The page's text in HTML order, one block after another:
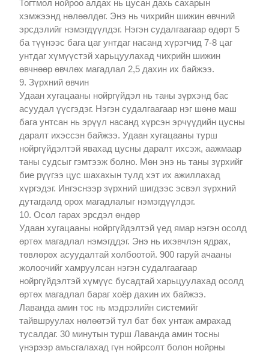
Тогтмол нойроо алдах нь цусан дахь сахарын
хэмжээнд нөлөөлдөг. Энэ нь чихрийн шижин өвчний
эрсдэлийг нэмэгдүүлдэг. Нэгэн судалгаагаар өдөрт 5
ба түүнээс бага цаг унтдаг насанд хүрэгчид 7-8 цаг
унтдаг хүмүүстэй харьцуулахад чихрийн шижин
өвчнөөр өвчлөх магадлал 2,5 дахин их байжээ.
9. Зүрхний өвчин
Удаан хугацааны нойргүйдэл нь таны зүрхэнд бас
асуудал үүсгэдэг. Нэгэн судалгаагаар нэг шөнө маш
бага унтсан нь эрүүл насанд хүрсэн эрчүүдийн цусны
даралт ихэссэн байжээ. Удаан хугацааны турш
нойргүйдэлтэй явахад цусны даралт ихсэж, аажмаар
таны судсыг гэмтээж болно. Мөн энэ нь таны зүрхийг
бие рүүгээ цус шахахын тулд хэт их ажиллахад
хүргэдэг. Ингэснээр зүрхний шигдээс эсвэл зүрхний
дутагдалд орох магадлалыг нэмэгдүүлдэг.
10. Осол гарах эрсдэл өндөр
Удаан хугацааны нойргүйдэлтэй үед ямар нэгэн осолд
өртөх магадлал нэмэгддэг. Энэ нь ихэвчлэн ядрах,
төвлөрөх асуудалтай холбоотой. 900 гаруй ачааны
жолоочийг хамруулсан нэгэн судалгаагаар
нойргүйдэлтэй хүмүүс бусадтай харьцуулахад осолд
өртөх магадлал бараг хоёр дахин их байжээ.
Лаванда амин тос нь мэдрэлийн системийг
тайвшруулах нөлөөтэй тул бат бөх унтаж амрахад
тусалдаг. 30 минутын турш Лаванда амин тосны
үнэрээр амьсгалахад гүн нойрсолт болон нойрны